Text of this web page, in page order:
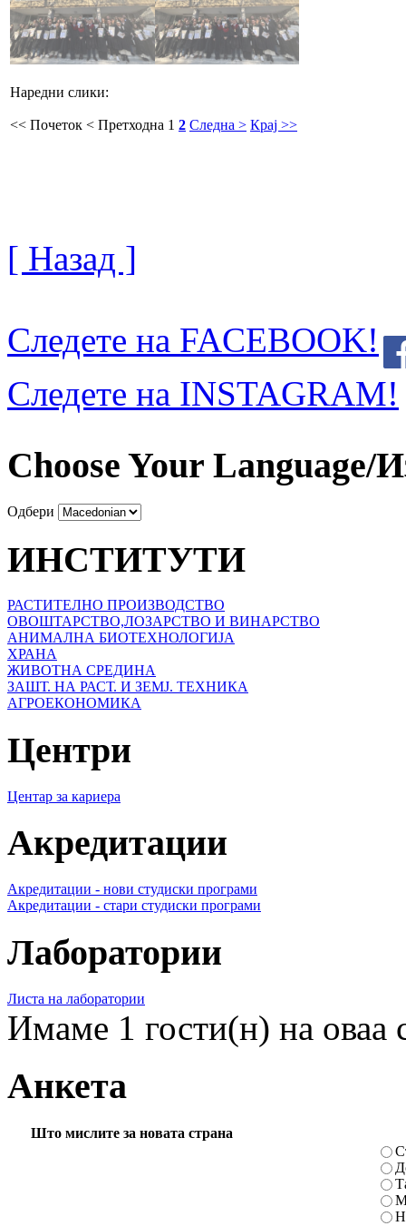
Наредни слики:
<< Почеток < Претходна 1 2 Следна > Крај >>
[ Назад ]
Следете на FACEBOOK!
Следете на INSTAGRAM!
Choose Your Language/
Одбери
ИНСТИТУТИ
РАСТИТЕЛНО ПРОИЗВОДСТВО
ОВОШТАРСТВО,ЛОЗАРСТВО И ВИНАРСТВО
АНИМАЛНА БИОТЕХНОЛОГИЈА
ХРАНА
ЖИВОТНА СРЕДИНА
ЗАШТ. НА РАСТ. И ЗЕМЈ. ТЕХНИКА
АГРОЕКОНОМИКА
Центри
Центар за кариера
Акредитации
Акредитации - нови студиски програми
Акредитации - стари студиски програми
Лаборатории
Листа на лаборатории
Имаме 1 гости(н) на оваа
Анкета
Што мислите за новата страна